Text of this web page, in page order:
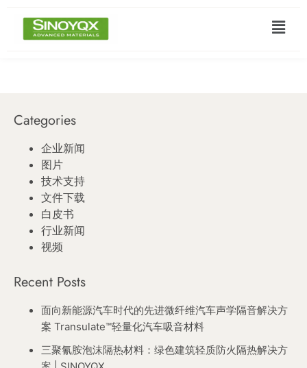
Categories
企业新闻
图片
技术支持
文件下载
白皮书
行业新闻
视频
Recent Posts
面向新能源汽车时代的先进微纤维汽车声学隔音解决方
案 Transulate™轻量化汽车吸音材料
三聚氰胺泡沫隔热材料：绿色建筑轻质防火隔热解决方